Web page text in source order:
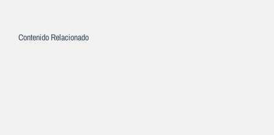
Contenido Relacionado